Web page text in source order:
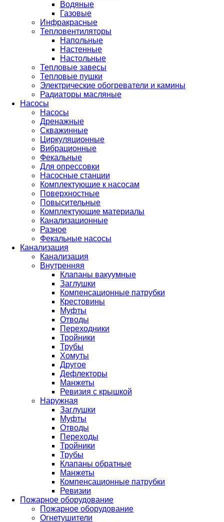
Водяные
Газовые
Инфракрасные
Тепловентиляторы
Напольные
Настенные
Настольные
Тепловые завесы
Тепловые пушки
Электрические обогреватели и камины
Радиаторы масляные
Насосы
Насосы
Дренажные
Скважинные
Циркуляционные
Вибрационные
Фекальные
Для опрессовки
Насосные станции
Комплектующие к насосам
Поверхностные
Повысительные
Комплектующие материалы
Канализационные
Разное
Фекальные насосы
Канализация
Канализация
Внутренняя
Клапаны вакуумные
Заглушки
Компенсационные патрубки
Крестовины
Муфты
Отводы
Переходники
Тройники
Трубы
Хомуты
Другое
Дефлекторы
Манжеты
Ревизия с крышкой
Наружная
Заглушки
Муфты
Отводы
Переходы
Тройники
Трубы
Клапаны обратные
Манжеты
Компенсационные патрубки
Ревизии
Пожарное оборудование
Пожарное оборудование
Огнетушители